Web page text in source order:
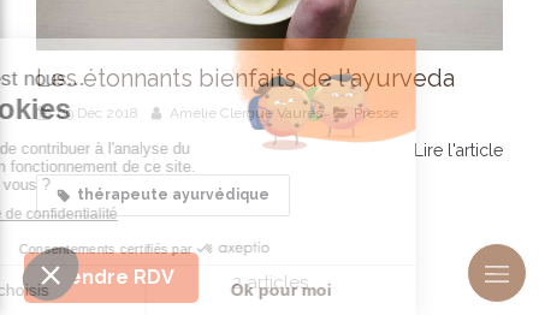
Prendre RDV
Les étonnants bienfaits de l'ayurveda
09 Déc 2018 Amélie Clergue Vaurès Presse
Lire l'article
thérapeute ayurvédique
2 articles